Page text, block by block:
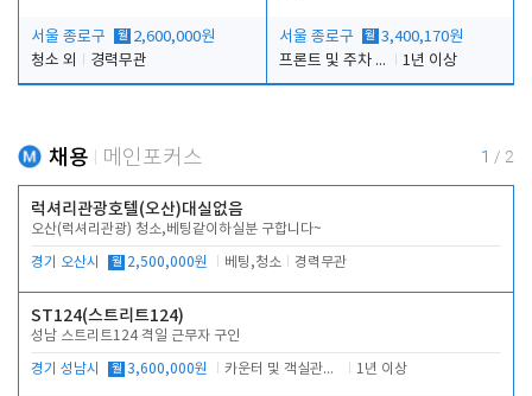
서울 종로구 월 2,600,000원
청소 외
경력무관
서울 종로구 월 3,400,170원
프론트 및 주차 객실관리
1년 이상
채용 메인포커스 1 / 2
럭셔리관광호텔(오산)대실없음
오산(럭셔리관광) 청소,베팅같이하실분 구합니다~
경기 오산시 월 2,500,000원 베팅,청소 경력무관
ST124(스트리트124)
성남 스트리트124 격일 근무자 구인
경기 성남시 월 3,600,000원 카운터 및 객실관리 전반 1년 이상